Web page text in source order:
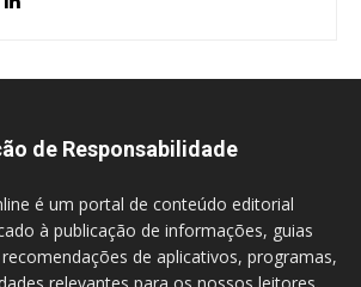
de Responsabilidade
é um portal de conteúdo editorial
à publicação de informações, guias
de aplicativos, programas,
relevantes para os nossos leitores.